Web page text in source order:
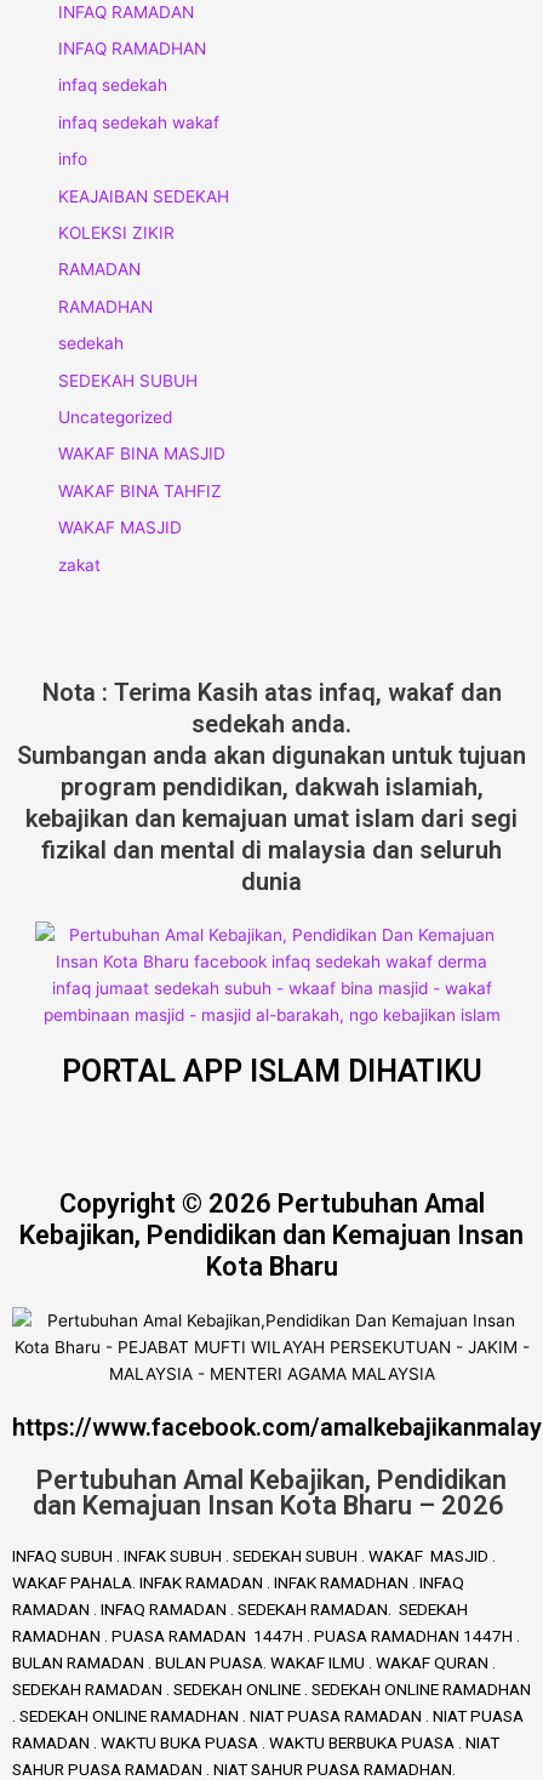
INFAQ RAMADAN
INFAQ RAMADHAN
infaq sedekah
infaq sedekah wakaf
info
KEAJAIBAN SEDEKAH
KOLEKSI ZIKIR
RAMADAN
RAMADHAN
sedekah
SEDEKAH SUBUH
Uncategorized
WAKAF BINA MASJID
WAKAF BINA TAHFIZ
WAKAF MASJID
zakat
Nota : Terima Kasih atas infaq, wakaf dan
sedekah anda.
Sumbangan anda akan digunakan untuk tujuan
program pendidikan, dakwah islamiah,
kebajikan dan kemajuan umat islam dari segi
fizikal dan mental di malaysia dan seluruh
dunia
PORTAL APP ISLAM DIHATIKU
Copyright © 2026 Pertubuhan Amal
Kebajikan, Pendidikan dan Kemajuan Insan
Kota Bharu
https://www.facebook.com/
Pertubuhan Amal Kebajikan, Pendidikan
dan Kemajuan Insan Kota Bharu – 2026
INFAQ SUBUH . INFAK SUBUH . SEDEKAH SUBUH . WAKAF MASJID .
WAKAF PAHALA. INFAK RAMADAN . INFAK RAMADHAN . INFAQ
RAMADAN . INFAQ RAMADAN . SEDEKAH RAMADAN. SEDEKAH
RAMADHAN . PUASA RAMADAN 1447H . PUASA RAMADHAN 1447H .
BULAN RAMADAN . BULAN PUASA. WAKAF ILMU . WAKAF QURAN .
SEDEKAH RAMADAN . SEDEKAH ONLINE . SEDEKAH ONLINE RAMADHAN
. SEDEKAH ONLINE RAMADHAN . NIAT PUASA RAMADAN . NIAT PUASA
RAMADAN . WAKTU BUKA PUASA . WAKTU BERBUKA PUASA . NIAT
SAHUR PUASA RAMADAN . NIAT SAHUR PUASA RAMADHAN.